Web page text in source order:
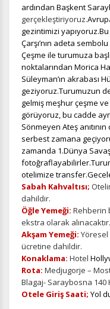
devre dışı
İstatistik
Ziyaretçilerin siteyi
ölçeriz. Hangi
kullanıcıların nerede
yardımcı olur.
Pazarlama
Size ve ilgi
kullanılır.
edersiniz, ancak
ardından Başkent
gerçekleştiriyoruz.
gezintimizi
Çarşı’nın adeta
Çeşme ile turumuza
noktalarından Morica
Süleyman’ın akrabası
geziyoruz.Turumuzun
gelmiş meşhur çeşme
görüyoruz, bu cadde
Sönmeyen Ateş
serbest zamana
zamanda 1.Dünya
otelimize
Sabah Kahvaltısı;
dahildir.
Öğle Yemeği: Rehberin
ekstra olarak alınacaktır.
Akşam Yemeği: Yöresel
ücretine dahildir.
Konaklama: Hotel
Rota: Medjugorje –
Blagaj- Saraybosna 140
Otele Giriş Saati; Yol